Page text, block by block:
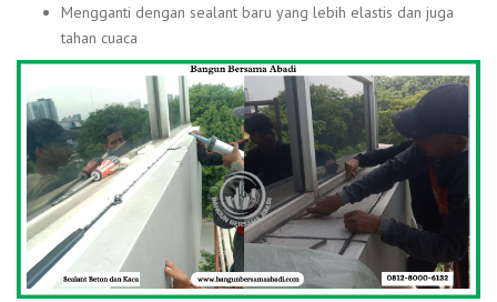
Mengganti dengan sealant baru yang lebih elastis dan juga
tahan cuaca